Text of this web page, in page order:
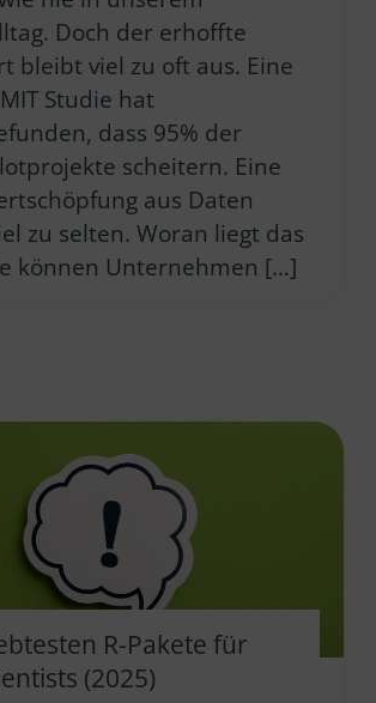
Doch der erhoffte
bleibt viel zu oft aus. Eine
Studie hat
dass 95% der
scheitern. Eine
aus Daten
zu selten. Woran liegt das
können Unternehmen […]
R-Pakete für
(2025)